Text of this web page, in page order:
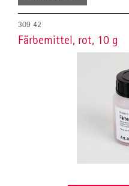
309 42
Färbemittel, rot, 10 g